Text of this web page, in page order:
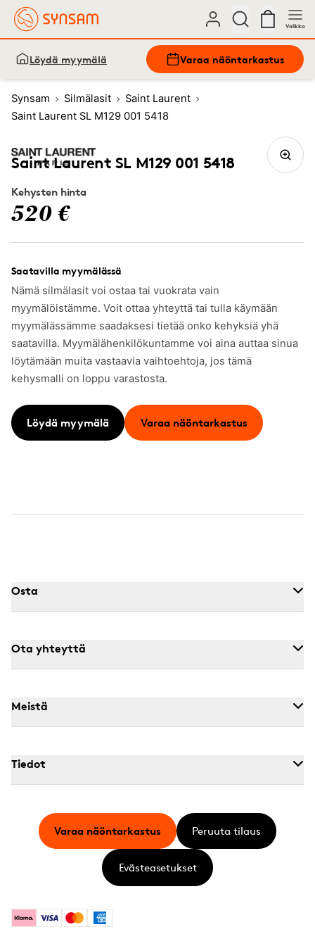
Valikko
Löydä myymälä Varaa näöntarkastus
Synsam Silmälasit
Saint Laurent
Saint Laurent SL M129 001 5418
Saint Laurent SL M129 001 5418
Kehysten hinta
520 €
Saatavilla myymälässä
Nämä silmälasit voi ostaa tai vuokrata vain
myymälöistämme. Voit ottaa yhteyttä tai tulla käymään
myymälässämme saadaksesi tietää onko kehyksiä yhä
saatavilla. Myymälähenkilökuntamme voi aina auttaa sinua
löytämään muita vastaavia vaihtoehtoja, jos tämä
kehysmalli on loppu varastosta.
Löydä myymälä Varaa näöntarkastus
Osta
Ota yhteyttä
Meistä
Tiedot
KlarnaVisa MastercardAmerican Express
Varaa näöntarkastus Peruuta tilaus
Evästeasetukset